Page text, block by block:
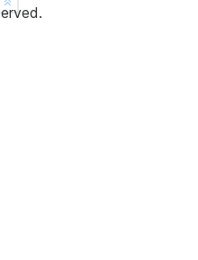
Show less
more.